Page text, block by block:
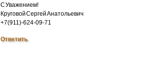
С Уважением!
Круговой Сергей Анатольевич
+7(911)-624-09-71
Ответить